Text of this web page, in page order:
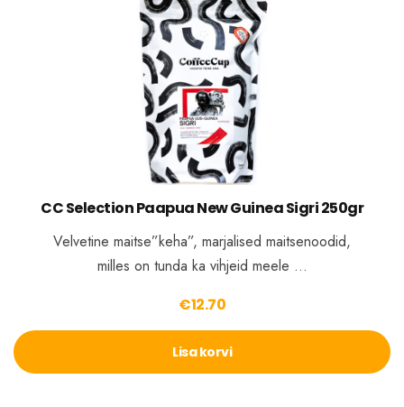
CC Selection Paapua New Guinea Sigri 250gr
Velvetine maitse”keha”, marjalised maitsenoodid,
milles on tunda ka vihjeid meele …
€12.70
Lisa korvi